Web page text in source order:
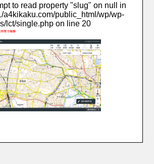
to read property "slug" on null in
a4kikaku.com/public_html/wp/wp-
lct/single.php on line 20